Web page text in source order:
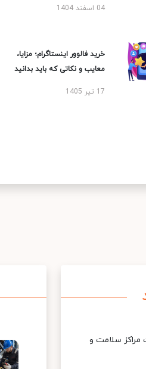
04 اسفند 1404
خرید فالوور اینستاگرام؛ مزایا،
معایب و نکاتی که باید بدانید
17 تیر 1405
مراکز سلامت و